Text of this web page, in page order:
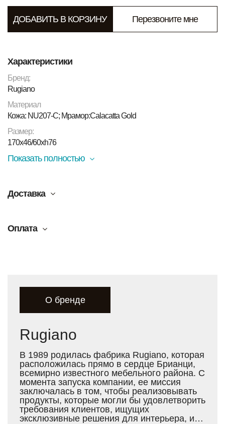
ДОБАВИТЬ В КОРЗИНУ Перезвоните мне
Характеристики
Бренд:
Rugiano
Материал
Кожа: NU207-C; Мрамор:Calacatta Gold
Размер:
170x46/60xh76
Показать полностью
Доставка
Оплата
О бренде
Rugiano
В 1989 родилась фабрика Rugiano, которая
расположилась прямо в сердце Брианци,
всемирно известного мебельного района. С
момента запуска компании, ее миссия
заключалась в том, чтобы реализовывать
продукты, которые могли бы удовлетворить
требования клиентов, ищущих
эксклюзивные решения для интерьера, и